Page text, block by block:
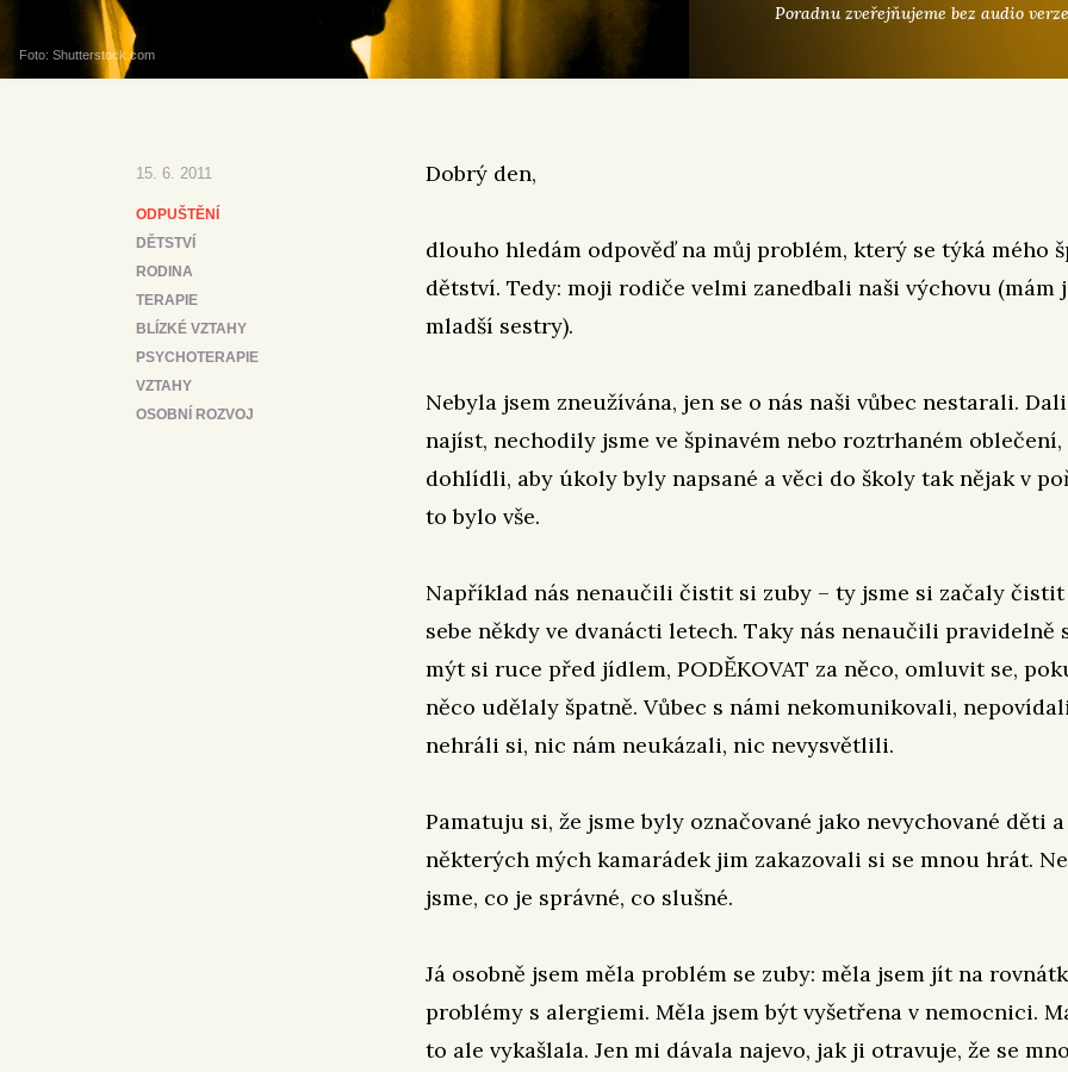
Foto: Shutterstock.com
Poradnu zveřejňujeme bez audio
15. 6. 2011
ODPUŠTĚNÍ
DĚTSTVÍ
RODINA
TERAPIE
BLÍZKÉ VZTAHY
PSYCHOTERAPIE
VZTAHY
OSOBNÍ ROZVOJ
Dobrý den,
dlouho hledám odpověď na můj problém, který se týká mého
dětství. Tedy: moji rodiče velmi zanedbali naši výchovu (mám
mladší sestry).
Nebyla jsem zneužívána, jen se o nás naši vůbec nestarali.
najíst, nechodily jsme ve špinavém nebo roztrhaném oblečení,
dohlídli, aby úkoly byly napsané a věci do školy tak nějak v
to bylo vše.
Například nás nenaučili čistit si zuby – ty jsme si začaly čistit
sebe někdy ve dvanácti letech. Taky nás nenaučili pravidelně
mýt si ruce před jídlem, PODĚKOVAT za něco, omluvit se,
něco udělaly špatně. Vůbec s námi nekomunikovali,
nehráli si, nic nám neukázali, nic nevysvětlili.
Pamatuju si, že jsme byly označované jako nevychované děti
některých mých kamarádek jim zakazovali si se mnou hrát.
jsme, co je správné, co slušné.
Já osobně jsem měla problém se zuby: měla jsem jít na
problémy s alergiemi. Měla jsem být vyšetřena v nemocnici.
to ale vykašlala. Jen mi dávala najevo, jak ji otravuje, že se